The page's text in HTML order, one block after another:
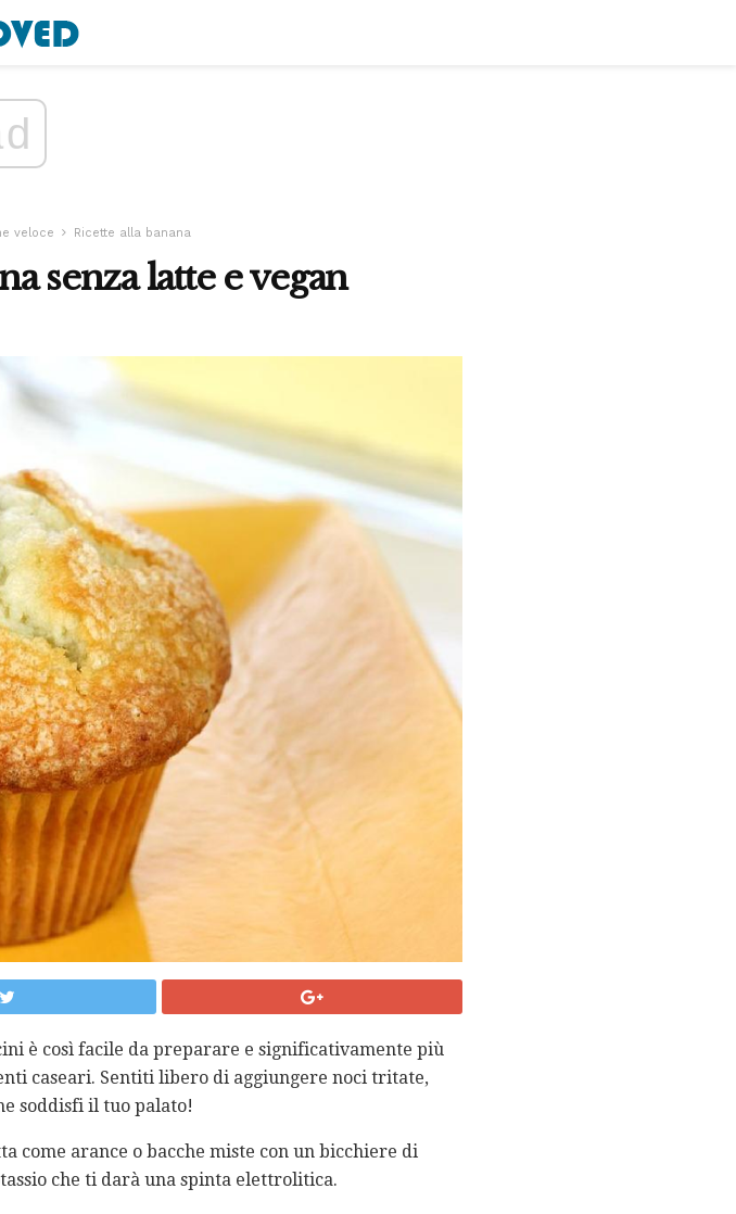
veloce Ricette alla banana
senza latte e vegan
è così facile da preparare e significativamente più
caseari. Sentiti libero di aggiungere noci tritate,
soddisfi il tuo palato!
come arance o bacche miste con un bicchiere di
che ti darà una spinta elettrolitica.